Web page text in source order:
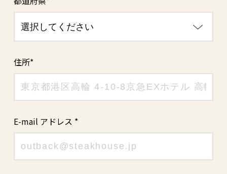
住所*
E-mail アドレス *